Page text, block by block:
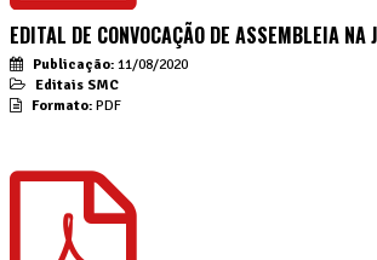
EDITAL DE CONVOCAÇÃO DE ASSEMBLEIA NA
Publicação: 11/08/2020
Editais SMC
Formato: PDF